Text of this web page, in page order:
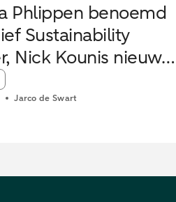
Phlippen benoemd
Sustainability
Nick Kounis nieuwe
Jarco de Swart